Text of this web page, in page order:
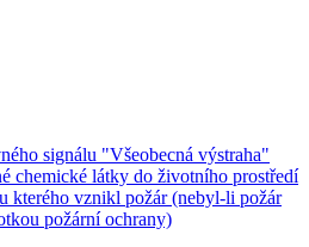
signálu "Všeobecná výstraha"
chemické látky do životního prostředí
kterého vznikl požár (nebyl-li požár
požární ochrany)